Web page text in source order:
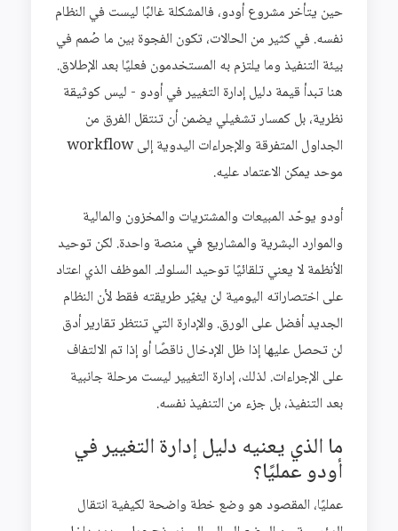
حين يتأخر مشروع أودو، فالمشكلة غالبًا ليست في النظام
نفسه. في كثير من الحالات، تكون الفجوة بين ما صُمم في
بيئة التنفيذ وما يلتزم به المستخدمون فعليًا بعد الإطلاق.
هنا تبدأ قيمة دليل إدارة التغيير في أودو - ليس كوثيقة
نظرية، بل كمسار تشغيلي يضمن أن تنتقل الفرق من
الجداول المتفرقة والإجراءات اليدوية إلى workflow
موحد يمكن الاعتماد عليه.
أودو يوحّد المبيعات والمشتريات والمخزون والمالية
والموارد البشرية والمشاريع في منصة واحدة. لكن توحيد
الأنظمة لا يعني تلقائيًا توحيد السلوك. الموظف الذي اعتاد
على اختصاراته اليومية لن يغيّر طريقته فقط لأن النظام
الجديد أفضل على الورق. والإدارة التي تنتظر تقارير أدق
لن تحصل عليها إذا ظل الإدخال ناقصًا أو إذا تم الالتفاف
على الإجراءات. لذلك، إدارة التغيير ليست مرحلة جانبية
بعد التنفيذ، بل جزء من التنفيذ نفسه.
ما الذي يعنيه دليل إدارة التغيير في
أودو عمليًا؟
عمليًا، المقصود هو وضع خطة واضحة لكيفية انتقال